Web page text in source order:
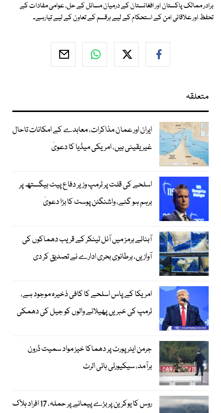
برادر ممالک پاکستان اور افغانستان کے درمیان مسائل کے حل، عوامی مفادات کے
تحفظ اور علاقائی امن کے استحکام کے لیے ہرقسم کے تعاون کے لیے تیارہے۔
متعلقہ
ایران اور عمان مذاکرات، معاہدے کے امکانات تاحال
غیر یقینی ہیں، امریکی میڈیا کا دعویٰ
اسلحے کی قلت پر ٹرمپ وزیر دفاع پیٹ ہیگستھ پر
برہم ہو گئے، واشنگٹن پوسٹ کا بڑا دعویٰ
آبنائے ہرمز میں آئل ٹینکر کے قریب دھماکوں کی
آوازیں، برطانوی بحری ادارے نے تصدیق کر دی
امریکا کے پاس اسلحے کا کافی ذخیرہ موجود ہے،
ٹرمپ کی خبریں پھیلانے والوں کو جیل کی دھمکی
جرمن ایئرپورٹ پر دھماکا خیز مواد سمیت ڈرون
برآمد، سیکیورٹی ہائی الرٹ
روس کا یوکرین پر بڑے پیمانے پر حملہ، 17 افراد ہلاک